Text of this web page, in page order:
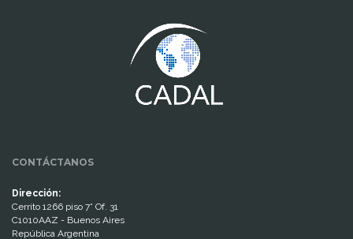
CONTÁCTANOS
Dirección:
Cerrito 1266 piso 7° Of. 31
C1010AAZ - Buenos Aires
República Argentina